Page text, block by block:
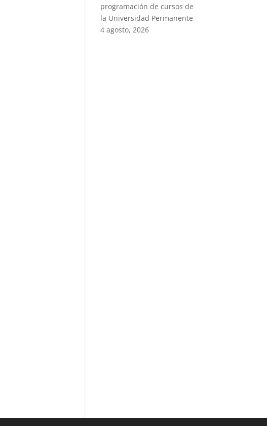
programación de cursos de
la Universidad Permanente
4 agosto, 2026